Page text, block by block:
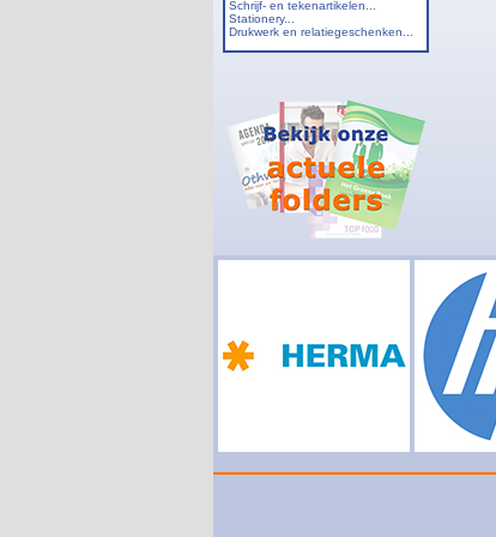
Schrijf- en tekenartikelen...
Stationery...
Drukwerk en relatiegeschenken...